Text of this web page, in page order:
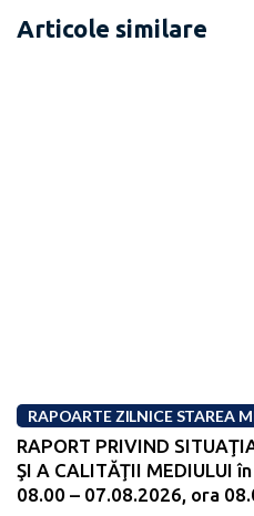
Articole similare
RAPOARTE ZILNICE STAREA
RAPORT PRIVIND
ŞI A CALITĂŢII MEDIULUI
08.00 – 07.08.2026, ora